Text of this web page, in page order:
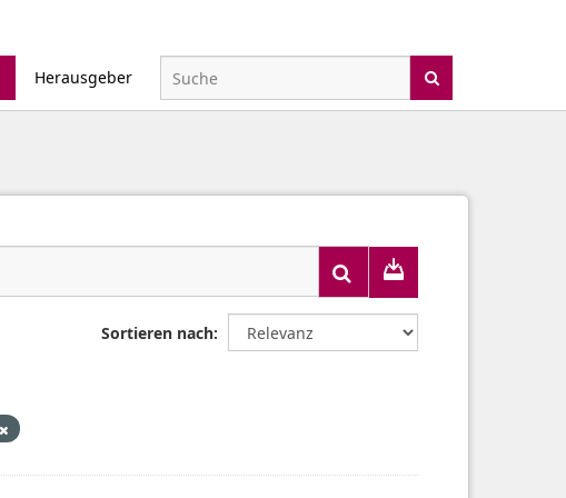
Herausgeber
Sortieren nach